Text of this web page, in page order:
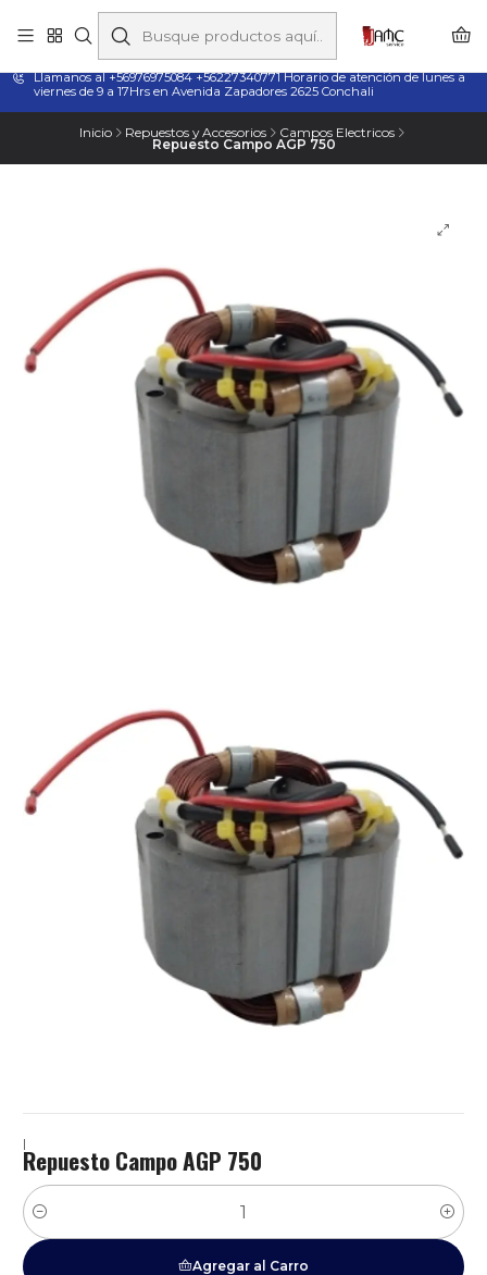
Taladros Magnéticos en Chile | Venta, Arriendo y Servicio
Técnico
Llamanos al +56976975084 +56227340771 Horario de atención de lunes a
viernes de 9 a 17Hrs en Avenida Zapadores 2625 Conchali
Inicio Repuestos y Accesorios Campos Electricos
Repuesto Campo AGP 750
|
Repuesto Campo AGP 750
Cantidad
Agregar al Carro